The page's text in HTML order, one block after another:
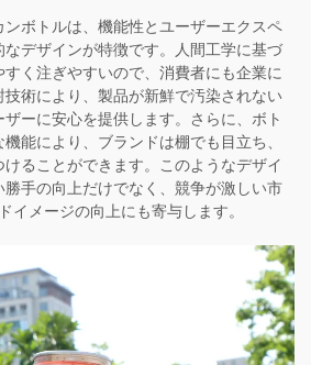
ボトルは、機能性とユーザーエクスペ
なデザインが特徴です。人間工学に基づ
く注ぎやすいので、消費者にも企業に
術により、製品が新鮮で汚染されない
ーに安心を提供します。さらに、ボト
能により、ブランドは棚でも目立ち、
ることができます。このようなデザイ
手の向上だけでなく、競争が激しい市
イメージの向上にも寄与します。